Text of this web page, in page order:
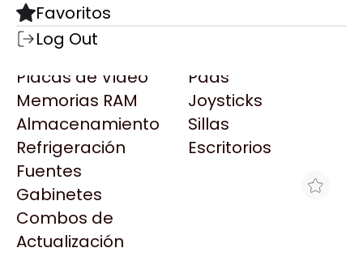
Componentes
Motherboards
Microprocesadores
Placas de Video
Memorias RAM
Almacenamiento
Refrigeración
Fuentes
Gabinetes
Combos de
Actualización
Pads
Joysticks
Sillas
Escritorios
Todas las Marcas
AMD
AULA
Acer
Adata
AeroCool
Antec
Arkham
Asrock
Destacadas
Favoritos
Log Out
WATER COOLER MSI MAG CORELIQUID
A13 240 BLACK